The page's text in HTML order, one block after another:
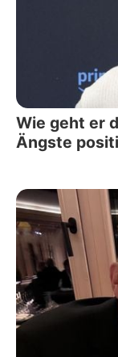
Wie geht er
Ängste